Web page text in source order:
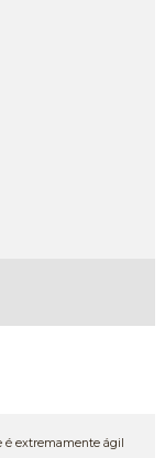
é extremamente ágil